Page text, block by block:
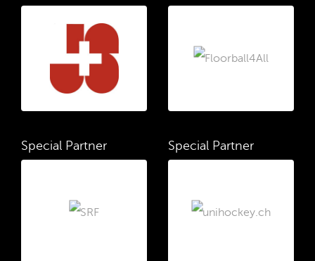
Special Partner Special Partner